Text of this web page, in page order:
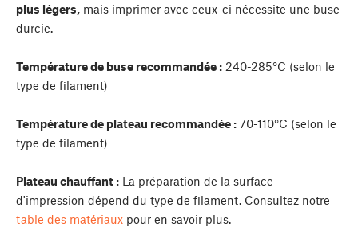
plus légers, mais imprimer avec ceux-ci nécessite une buse
durcie.
Température de buse recommandée : 240-285°C (selon le
type de filament)
Température de plateau recommandée : 70-110°C (selon le
type de filament)
Plateau chauffant : La préparation de la surface
d'impression dépend du type de filament. Consultez notre
table des matériaux pour en savoir plus.